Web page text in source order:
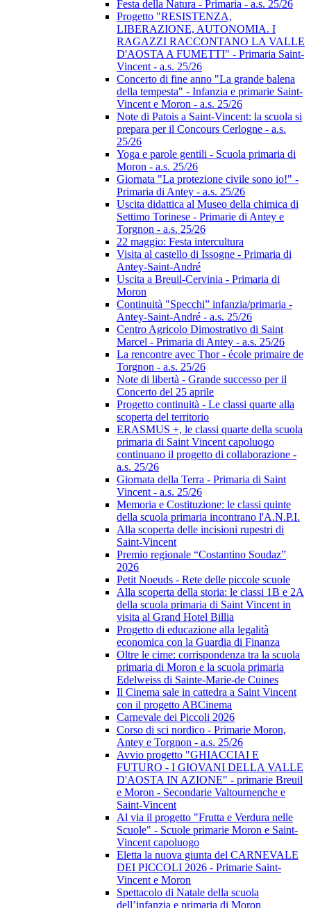
Festa della Natura - Primaria - a.s. 25/26
Progetto "RESISTENZA,
LIBERAZIONE, AUTONOMIA. I
RAGAZZI RACCONTANO LA VALLE
D'AOSTA A FUMETTI" - Primaria Saint-
Vincent - a.s. 25/26
Concerto di fine anno "La grande balena
della tempesta" - Infanzia e primarie Saint-
Vincent e Moron - a.s. 25/26
Note di Patois a Saint-Vincent: la scuola si
prepara per il Concours Cerlogne - a.s.
25/26
Yoga e parole gentili - Scuola primaria di
Moron - a.s. 25/26
Giornata "La protezione civile sono io!" -
Primaria di Antey - a.s. 25/26
Uscita didattica al Museo della chimica di
Settimo Torinese - Primarie di Antey e
Torgnon - a.s. 25/26
22 maggio: Festa intercultura
Visita al castello di Issogne - Primaria di
Antey-Saint-André
Uscita a Breuil-Cervinia - Primaria di
Moron
Continuità "Specchi” infanzia/primaria -
Antey-Saint-André - a.s. 25/26
Centro Agricolo Dimostrativo di Saint
Marcel - Primaria di Antey - a.s. 25/26
La rencontre avec Thor - école primaire de
Torgnon - a.s. 25/26
Note di libertà - Grande successo per il
Concerto del 25 aprile
Progetto continuità - Le classi quarte alla
scoperta del territorio
ERASMUS +, le classi quarte della scuola
primaria di Saint Vincent capoluogo
continuano il progetto di collaborazione -
a.s. 25/26
Giornata della Terra - Primaria di Saint
Vincent - a.s. 25/26
Memoria e Costituzione: le classi quinte
della scuola primaria incontrano l'A.N.P.I.
Alla scoperta delle incisioni rupestri di
Saint-Vincent
Premio regionale “Costantino Soudaz”
2026
Petit Noeuds - Rete delle piccole scuole
Alla scoperta della storia: le classi 1B e 2A
della scuola primaria di Saint Vincent in
visita al Grand Hotel Billia
Progetto di educazione alla legalità
economica con la Guardia di Finanza
Oltre le cime: corrispondenza tra la scuola
primaria di Moron e la scuola primaria
Edelweiss di Sainte-Marie-de Cuines
Il Cinema sale in cattedra a Saint Vincent
con il progetto ABCinema
Carnevale dei Piccoli 2026
Corso di sci nordico - Primarie Moron,
Antey e Torgnon - a.s. 25/26
Avvio progetto "GHIACCIAI E
FUTURO - I GIOVANI DELLA VALLE
D'AOSTA IN AZIONE" - primarie Breuil
e Moron - Secondarie Valtournenche e
Saint-Vincent
Al via il progetto "Frutta e Verdura nelle
Scuole" - Scuole primarie Moron e Saint-
Vincent capoluogo
Eletta la nuova giunta del CARNEVALE
DEI PICCOLI 2026 - Primarie Saint-
Vincent e Moron
Spettacolo di Natale della scuola
dell’infanzia e primaria di Moron